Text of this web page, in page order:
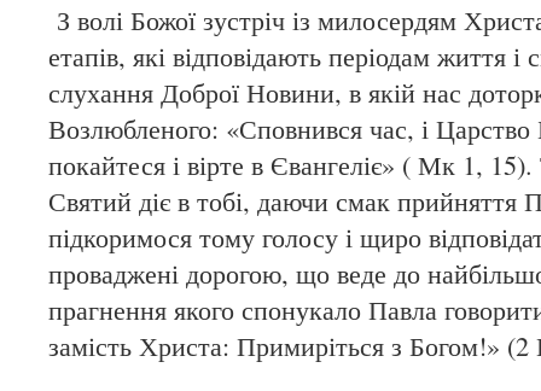
З волі Божої зустріч із милосердям
етапів, які відповідають періодам життя
слухання Доброї Новини, в якій нас
Возлюбленого: «Сповнився час, і Царство
покайтеся і вірте в Євангеліє» ( Мк 1,
Святий діє в тобі, даючи смак прийняття
підкоримося тому голосу і щиро
проваджені дорогою, що веде до
прагнення якого спонукало Павла
замість Христа: Примиріться з Богом!»